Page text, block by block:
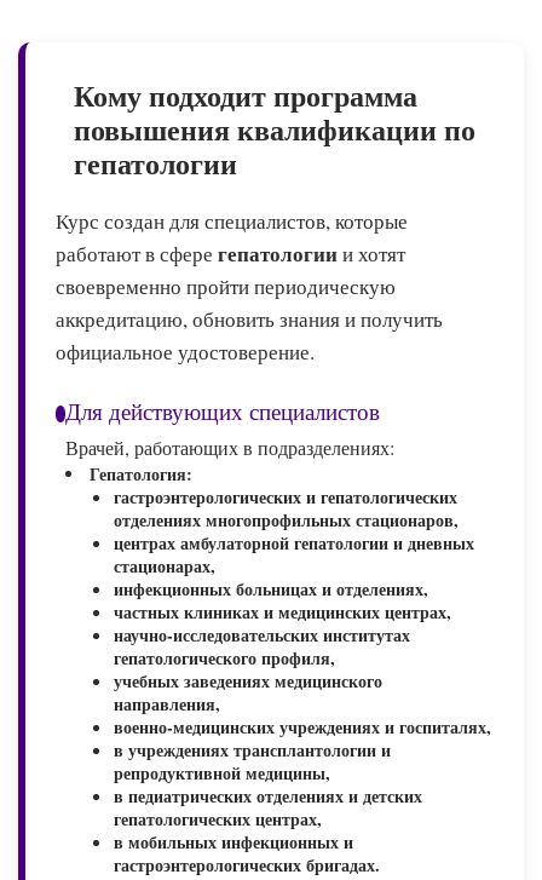
Кому подходит программа
повышения квалификации по
гепатологии
Курс создан для специалистов, которые
работают в сфере гепатологиии хотят
своевременно пройти периодическую
аккредитацию, обновить знания и получить
официальное удостоверение.
Для действующих специалистов
Врачей, работающих в подразделениях:
Гепатология:
гастроэнтерологических и гепатологических
отделениях многопрофильных стационаров,
центрах амбулаторной гепатологии и дневных
стационарах,
инфекционных больницах и отделениях,
частных клиниках и медицинских центрах,
научно-исследовательских институтах
гепатологического профиля,
учебных заведениях медицинского
направления,
военно-медицинских учреждениях и госпиталях,
в учреждениях трансплантологии и
репродуктивной медицины,
в педиатрических отделениях и детских
гепатологических центрах,
в мобильных инфекционных и
гастроэнтерологических бригадах.